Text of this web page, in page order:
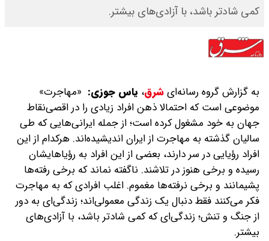
کمی شادتر باشد، با آزادی‌های بیشتر‌.
به گزارش گروه رسانه‌ایشرق، یاس جوزی: «مهاجرت‌»‌
‌موضوعی است که احتمالا ذهن افراد زیادی را در اقصی‌نقاط
جهان به خود مشغول کرده است‌؛ از جمله ایرانی‌هایی که‌ طی
سالیان گذشته به مهاجرت از ایران اندیشیده‌اند‌. هر‌کدام از این
افراد رؤیایی در سر دارند، بعضی از این افراد به رؤیا‌هایشان
رسیده و برخی هنوز در تلاشند‌. ناگفته نماند که برخی رفته‌ها‌
پشیمانند و برخی نرفته‌ها مغموم. اغلب افرادی که به مهاجرت
فکر می‌کنند فقط دنبال یک زندگی معمولی‌اند؛ زندگی‌ای به دور
از جنگ و تنش‌؛ زندگی‌ای که کمی شادتر باشد، با آزادی‌های
بیشتر‌.